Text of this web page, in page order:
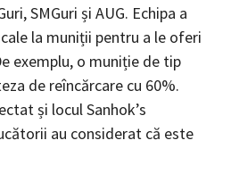
SMGuri și AUG. Echipa a
la muniții pentru a le oferi
exemplu, o muniție de tip
de reîncărcare cu 60%.
și locul Sanhok’s
au considerat că este